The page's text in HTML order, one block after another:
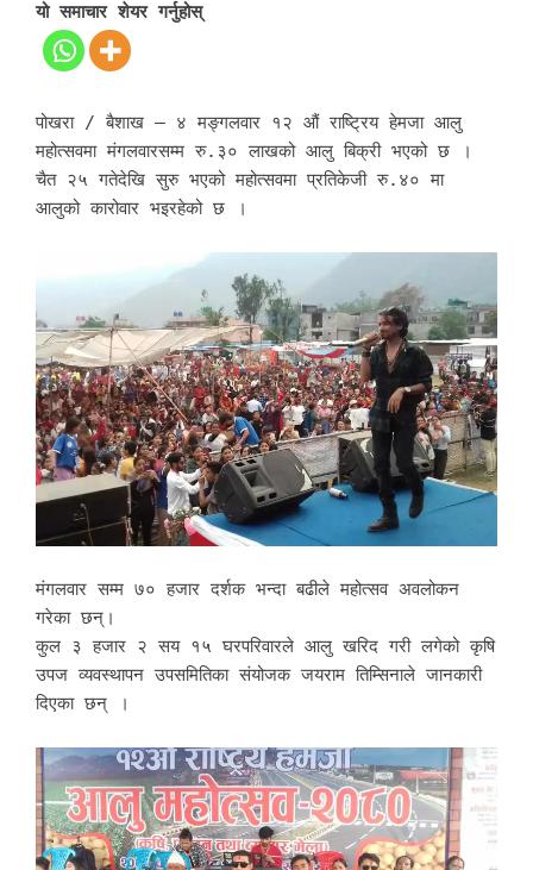
यो समाचार शेयर गर्नुहोस्
पोखरा / बैशाख – ४ मङ्गलवार १२ औं राष्ट्रिय हेमजा आलु
महोत्सवमा मंगलवारसम्म रु.३० लाखको आलु बिक्री भएको छ ।
चैत २५ गतेदेखि सुरु भएको महोत्सवमा प्रतिकेजी रु.४० मा
आलुको कारोवार भइरहेको छ ।
मंगलवार सम्म ७० हजार दर्शक भन्दा बढीले महोत्सव अवलोकन
गरेका छन्।
कुल ३ हजार २ सय १५ घरपरिवारले आलु खरिद गरी लगेको कृषि
उपज व्यवस्थापन उपसमितिका संयोजक जयराम तिम्सिनाले जानकारी
दिएका छन् ।